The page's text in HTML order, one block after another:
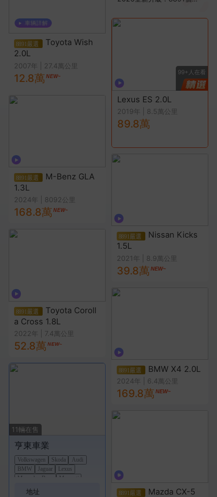
Toyota Wish
2.0L
2007年 27.4萬公里
12.8萬
M-Benz GLA
1.3L
2024年 8092公里
168.8萬
Toyota Coroll
a Cross 1.8L
2022年 7.4萬公里
52.8萬
11輛在售
亨東車業
Volkswagen Skoda
Audi
BMW
Jaguar
Lexus
Mercedes-Benz
Maserati
Toyota
地址
99+ 人在看
BMW 3-Series Sedan
2.0L
2011年|6.88萬公里
Nissan Kicks
1.5L
2021年 8.9萬公里
39.8萬
BMW X4 2.0L
2024年 6.4萬公里
169.8萬
Mazda CX-5